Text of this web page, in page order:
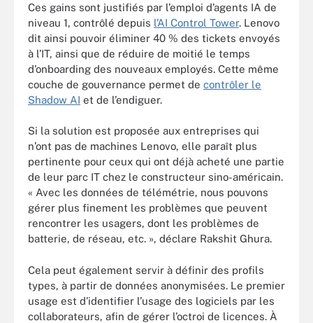
Ces gains sont justifiés par l’emploi d’agents IA de
niveau 1, contrôlé depuis l’AI Control Tower. Lenovo
dit ainsi pouvoir éliminer 40 % des tickets envoyés
à l’IT, ainsi que de réduire de moitié le temps
d’onboarding des nouveaux employés. Cette même
couche de gouvernance permet de contrôler le
Shadow AI et de l’endiguer.
Si la solution est proposée aux entreprises qui
n’ont pas de machines Lenovo, elle paraît plus
pertinente pour ceux qui ont déjà acheté une partie
de leur parc IT chez le constructeur sino-américain.
« Avec les données de télémétrie, nous pouvons
gérer plus finement les problèmes que peuvent
rencontrer les usagers, dont les problèmes de
batterie, de réseau, etc. », déclare Rakshit Ghura.
Cela peut également servir à définir des profils
types, à partir de données anonymisées. Le premier
usage est d’identifier l’usage des logiciels par les
collaborateurs, afin de gérer l’octroi de licences. À